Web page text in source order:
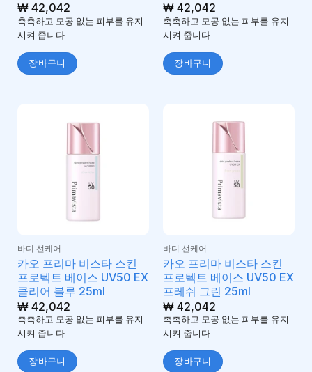
₩42,042
촉촉하고 모공 없는 피부를 유지
시켜 줍니다
장바구니
₩42,042
촉촉하고 모공 없는 피부를 유지
시켜 줍니다
장바구니
바디 선케어
카오 프리마 비스타 스킨
프로텍트 베이스 UV50 EX
클리어 블루 25ml
₩42,042
촉촉하고 모공 없는 피부를 유지
시켜 줍니다
장바구니
바디 선케어
카오 프리마 비스타 스킨
프로텍트 베이스 UV50 EX
프레쉬 그린 25ml
₩42,042
촉촉하고 모공 없는 피부를 유지
시켜 줍니다
장바구니